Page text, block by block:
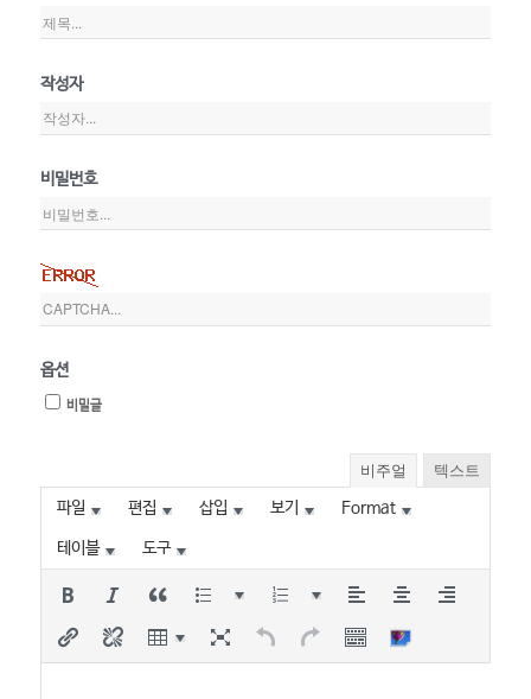
작성자
비밀번호
옵션
비밀글
비주얼 텍스트
파일 편집 삽입 보기 Format
테이블 도구